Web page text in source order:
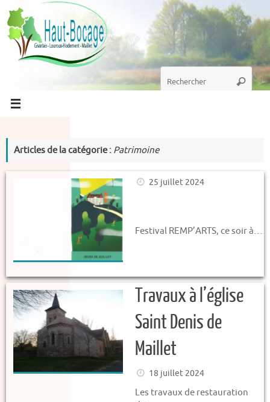
Passer
au
contenu
Recherche
pour
Articles de la catégorie : Patrimoine
25 juillet 2024
Festival REMP’ARTS, ce soir à…
Travaux à l’église
Saint Denis de
Maillet
18 juillet 2024
Les travaux de restauration